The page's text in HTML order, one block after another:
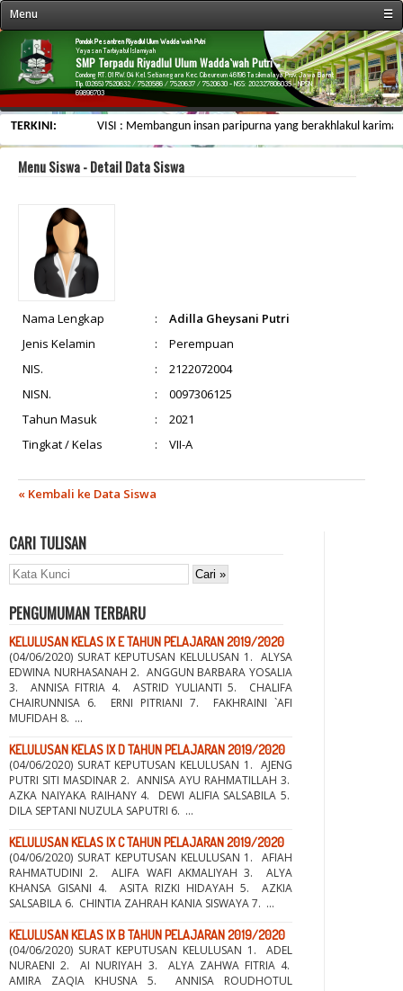
Menu
☰
« Beranda
Profil Sekolah
Fasilitas Sekolah
Kegiatan Sekolah
Data Personalia
Informasi
Galeri & Arsip
Web Link
Kontak Kami
Pondok Pesantren Riyadlul Ulum Wadda`wah Putri
Yayasan Tarbiyatul Islamiyah
SMP Terpadu Riyadlul Ulum Wadda`wah Putri
Condong RT. 01 RW. 04 Kel. Setianegara Kec. Cibeureum 46196 Tasikmalaya Prov. Jawa Barat
Tlp. (0265) 7520632 / 7520586 / 7520637 / 7520630 - NSS: 202327806035 - NPSN:
69896703
TERKINI: VISI : Membangun insan paripurna yang berakhlakul
Menu Siswa - Detail Data Siswa
Nama Lengkap :
Adilla Gheysani Putri
Jenis Kelamin
:
Perempuan
NIS.
:
2122072004
NISN.
:
0097306125
Tahun Masuk
:
2021
Tingkat / Kelas
: VII-A
« Kembali ke Data Siswa
CARI TULISAN
PENGUMUMAN TERBARU
KELULUSAN KELAS IX E TAHUN PELAJARAN 2019/2020
(04/06/2020) SURAT KEPUTUSAN KELULUSAN 1. ALYSA
EDWINA NURHASANAH 2. ANGGUN BARBARA YOSALIA
3. ANNISA FITRIA 4. ASTRID YULIANTI 5. CHALIFA
CHAIRUNNISA 6. ERNI PITRIANI 7. FAKHRAINI `AFI
MUFIDAH 8. ...
KELULUSAN KELAS IX D TAHUN PELAJARAN 2019/2020
(04/06/2020) SURAT KEPUTUSAN KELULUSAN 1. AJENG
PUTRI SITI MASDINAR 2. ANNISA AYU RAHMATILLAH 3.
AZKA NAIYAKA RAIHANY 4. DEWI ALIFIA SALSABILA 5.
DILA SEPTANI NUZULA SAPUTRI 6. ...
KELULUSAN KELAS IX C TAHUN PELAJARAN 2019/2020
(04/06/2020) SURAT KEPUTUSAN KELULUSAN 1. AFIAH
RAHMATUDINI 2. ALIFA WAFI AKMALIYAH 3. ALYA
KHANSA GISANI 4. ASITA RIZKI HIDAYAH 5. AZKIA
SALSABILA 6. CHINTIA ZAHRAH KANIA SISWAYA 7. ...
KELULUSAN KELAS IX B TAHUN PELAJARAN 2019/2020
(04/06/2020) SURAT KEPUTUSAN KELULUSAN 1. ADEL
NURAENI 2. AI NURIYAH 3. ALYA ZAHWA FITRIA 4.
AMIRA ZAQIA KHUSNA 5. ANNISA ROUDHOTUL